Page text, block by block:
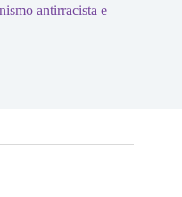
antirracista e